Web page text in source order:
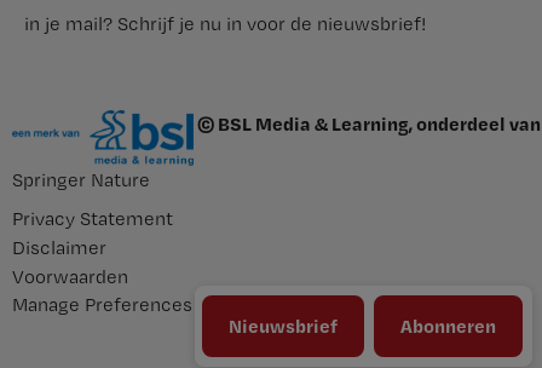
Nieuwsbrief Abonneren
in je mail? Schrijf je nu in voor de nieuwsbrief!
© BSL Media & Learning, onderdeel van
Springer Nature
Privacy Statement
Disclaimer
Voorwaarden
Manage Preferences